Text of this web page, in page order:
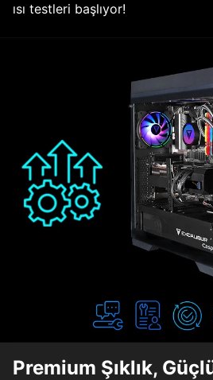
ısı testleri başlıyor!
Premium Şıklık,